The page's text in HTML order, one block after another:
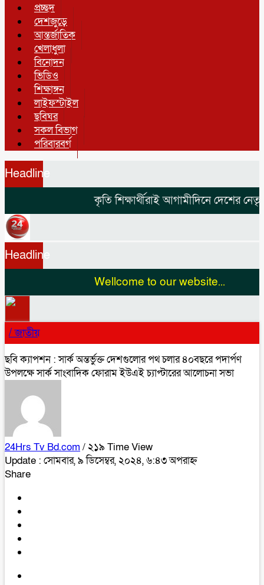
প্রচ্ছদ
দেশজুড়ে
আন্তর্জাতিক
খেলাধুলা
বিনোদন
ভিডিও
শিক্ষাঙ্গন
লাইফস্টাইল
ছবিঘর
সকল বিভাগ
পরিবারবর্গ
Headline
কৃতি শিক্ষার্থীরাই আগামীদিনে দেশের নেতৃত্ব
Headline
Wellcome to our website...
/জাতীয়
ছবি ক্যাপশন : সার্ক অন্তর্ভুক্ত দেশগুলোর পথ চলার ৪০বছরে পদার্পণ
উপলক্ষে সার্ক সাংবাদিক ফোরাম ইউএই চ্যাপ্টারের আলোচনা সভা
24Hrs Tv Bd.com / ২১৯ Time View
Update : সোমবার, ৯ ডিসেম্বর, ২০২৪, ৬:৪৩ অপরাহ্ন
Share